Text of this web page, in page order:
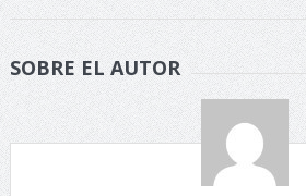
SOBRE EL AUTOR